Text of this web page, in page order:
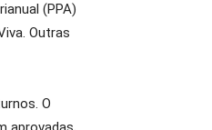
(PPA)
Outras
O